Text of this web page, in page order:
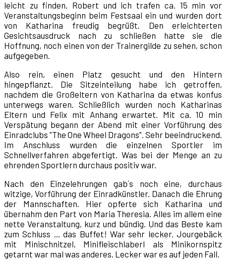
leicht zu finden. Robert und ich trafen ca. 15 min vor
Veranstaltungsbeginn beim Festsaal ein und wurden dort
von Katharina freudig begrüßt. Den erleichterten
Gesichtsausdruck nach zu schließen hatte sie die
Hoffnung, noch einen von der Trainergilde zu sehen, schon
aufgegeben.
Also rein, einen Platz gesucht und den Hintern
hingepflanzt. Die Sitzeinteilung habe ich getroffen,
nachdem die Großeltern von Katharina da etwas konfus
unterwegs waren. Schließlich wurden noch Katharinas
Eltern und Felix mit Anhang erwartet. Mit ca. 10 min
Verspätung begann der Abend mit einer Vorführung des
Einradclubs "The One Wheel Dragons". Sehr beeindruckend.
Im Anschluss wurden die einzelnen Sportler im
Schnellverfahren abgefertigt. Was bei der Menge an zu
ehrenden Sportlern durchaus positiv war.
Nach den Einzelehrungen gab´s noch eine, durchaus
witzige, Vorführung der Einradkünstler. Danach die Ehrung
der Mannschaften. Hier opferte sich Katharina und
übernahm den Part von Maria Theresia. Alles im allem eine
nette Veranstaltung, kurz und bündig. Und das Beste kam
zum Schluss ... das Buffet! War sehr lecker. Jourgebäck
mit Minischnitzel, Minifleischlaberl als Minikornspitz
getarnt war mal was anderes. Lecker war es auf jeden Fall.